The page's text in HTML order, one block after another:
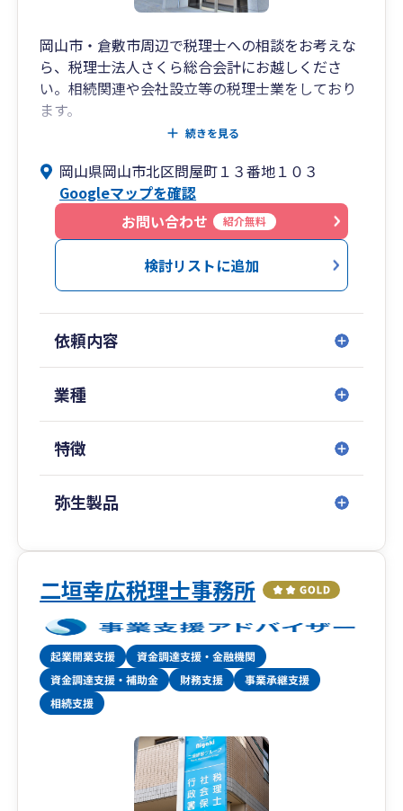
岡山市・倉敷市周辺で税理士への相談をお考えな
ら、税理士法人さくら総合会計にお越しくださ
い。相続関連や会社設立等の税理士業をしており
ます。
遺言書の作成や遺産分割などの相続関連のご相談
には会社設立サポートや法人税申告、税理士顧問
契約なども承っております。各種税申告の無料相
談も面談で随時行っておりますのでお気軽にご相
談くださいませ。
続きを見る
岡山県岡山市北区問屋町１３番地１０３
Googleマップを確認
お問い合わせ
紹介無料
検討リストに追加
依頼内容
業種
特徴
弥生製品
二垣幸広税理士事務所